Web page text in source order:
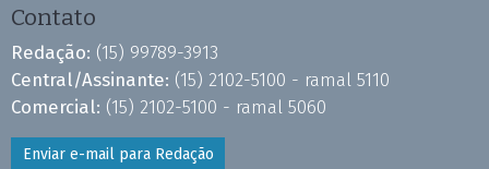
Contato
Redação: (15) 99789-3913
Central/Assinante: (15) 2102-5100 - ramal 5110
Comercial: (15) 2102-5100 - ramal 5060
Enviar e-mail para Redação